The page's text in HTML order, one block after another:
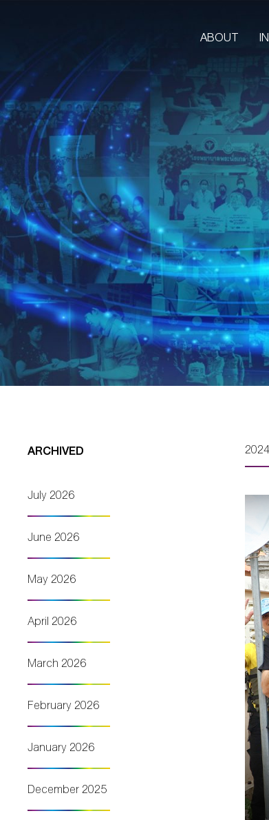
ABOUT
ABOUT
CORPORATE
COMPANY’S BUSINESS
OUR VISION & MISSION
COMPANY
LETTER FROM GROUP
BOARD OF DIRECTORS
MANAGEMENT TEAM
ORGANIZATION CHART
AWARDS
ARCHIVED
July 2026
June 2026
May 2026
April 2026
March 2026
February 2026
January 2026
December 2025